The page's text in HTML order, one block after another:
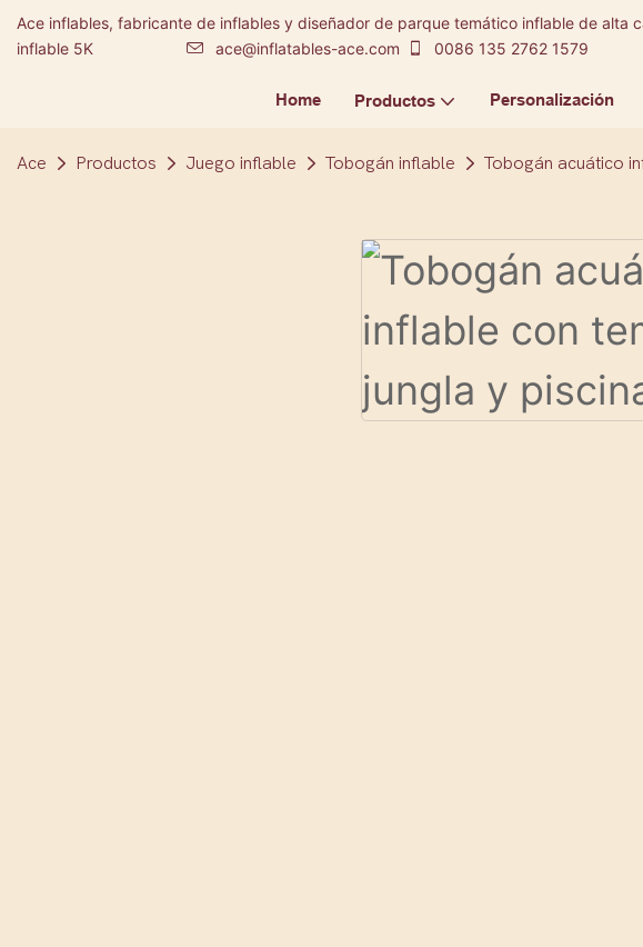
Ace inflables, fabricante de inflables y diseñador de parque temático inflable de alta
inflable 5K
ace@inflatables-ace.com 0086 135 2762 1579
Home Productos Personalización
Ace Productos Juego inflable Tobogán inflable Tobogán acuático